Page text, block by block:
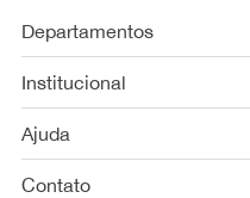
Departamentos
Institucional
Ajuda
Contato